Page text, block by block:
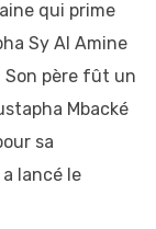
qui prime
Sy Al Amine
Son père fût un
Mbacké
sa
lancé le